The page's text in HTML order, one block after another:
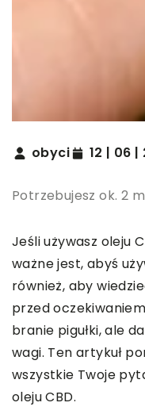
obyci 12 | 06 |
Potrzebujesz ok. 2
Jeśli używasz oleju
ważne jest, abyś
również, aby
przed
branie pigułki, ale
wagi. Ten artykuł
wszystkie Twoje
oleju CBD.